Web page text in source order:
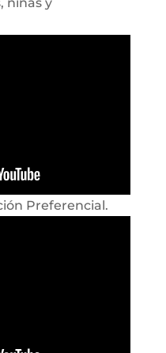
Preferencial.